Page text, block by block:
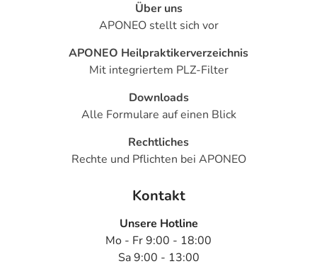
Über uns
APONEO stellt sich vor
APONEO Heilpraktikerverzeichnis
Mit integriertem PLZ-Filter
Downloads
Alle Formulare auf einen Blick
Rechtliches
Rechte und Pflichten bei APONEO
Kontakt
Unsere Hotline
Mo - Fr 9:00 - 18:00
Sa 9:00 - 13:00